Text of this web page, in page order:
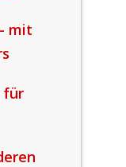
mit
für